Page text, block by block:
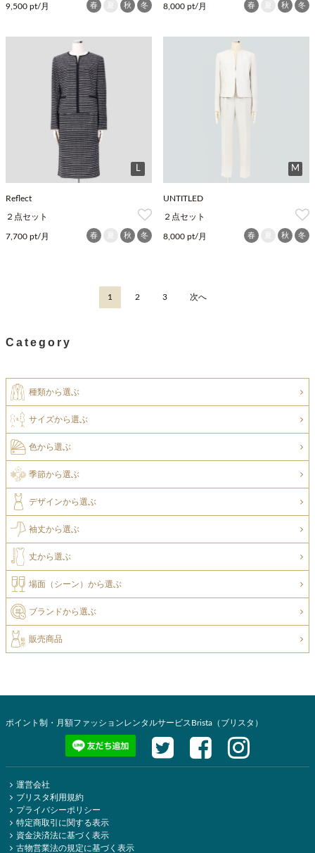
9,500 pt/月 春 秋 冬 8,000 pt/月 春 秋 冬
L
Reflect
２点セット
7,700 pt/月 春 秋 冬
M
UNTITLED
２点セット
8,000 pt/月 春 秋 冬
1 2 3 次へ
Category
種類から選ぶ
サイズから選ぶ
色から選ぶ
季節から選ぶ
デザインから選ぶ
袖丈から選ぶ
丈から選ぶ
場面（シーン）から選ぶ
ブランドから選ぶ
販売商品
ポイント制・月額ファッションレンタルサービスBrista（ブリスタ）
運営会社
ブリスタ利用規約
プライバシーポリシー
特定商取引に関する表示
資金決済法に基づく表示
古物営業法の規定に基づく表示